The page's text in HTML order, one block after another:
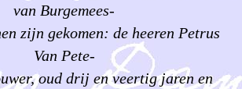
van Burgemees-
zijn gekomen: de heeren Petrus
Van Pete-
oud drij en veertig jaren en